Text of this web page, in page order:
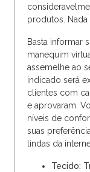
produtos. Nada
Basta informar
manequim
assemelhe ao
indicado será
clientes com
e aprovaram.
níveis de
suas
lindas da
Tecido: